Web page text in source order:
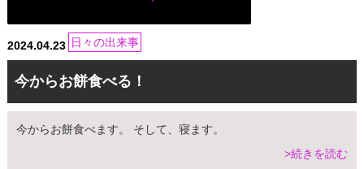
2024.04.23 日々の出来事
今からお餅食べる！
今からお餅食べます。 そして、寝ます。
>続きを読む